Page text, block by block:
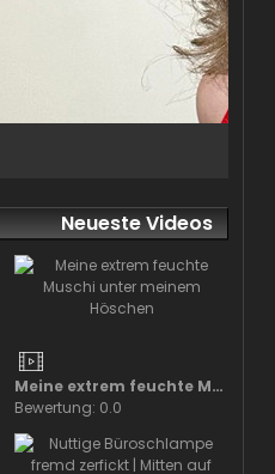
Neueste Videos
Meine extrem feuchte Muschi unter meinem Höschen
Bewertung: 0.0